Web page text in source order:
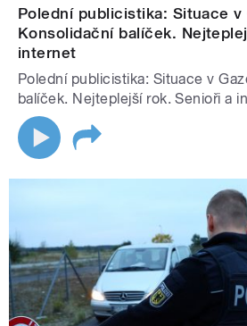
Polední publicistika: Situace v
Konsolidační balíček.
internet
Polední publicistika: Situace v
balíček. Nejteplejší rok. Senioři a